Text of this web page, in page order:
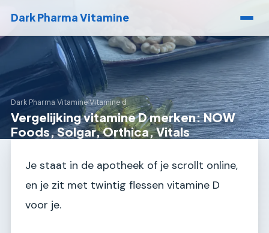
Dark Pharma Vitamine
Dark Pharma Vitamine›Vitamine d
Vergelijking vitamine D merken: NOW
Foods, Solgar, Orthica, Vitals
Je staat in de apotheek of je scrollt online,
en je zit met twintig flessen vitamine D
voor je.